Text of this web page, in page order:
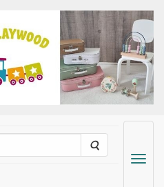
Zoeken
Menu